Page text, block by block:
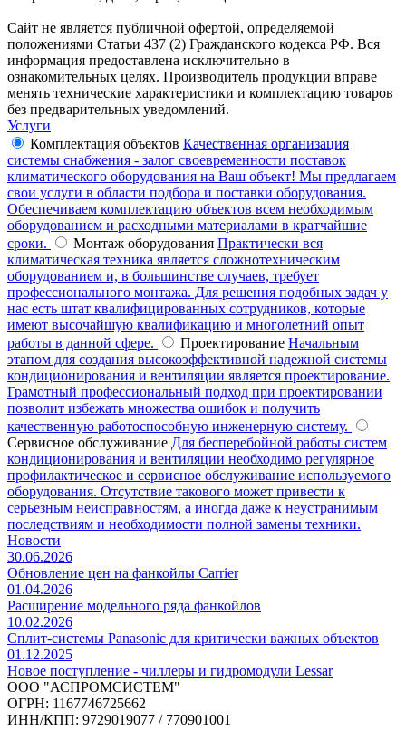
Сайт не является публичной офертой, определяемой
положениями Статьи 437 (2) Гражданского кодекса РФ. Вся
информация предоставлена исключительно в
ознакомительных целях. Производитель продукции вправе
менять технические характеристики и комплектацию товаров
без предварительных уведомлений.
Услуги
Комплектация объектов Качественная организация
системы снабжения - залог своевременности поставок
климатического оборудования на Ваш объект! Мы предлагаем
свои услуги в области подбора и поставки оборудования.
Обеспечиваем комплектацию объектов всем необходимым
оборудованием и расходными материалами в кратчайшие
сроки.
Монтаж оборудования Практически вся
климатическая техника является сложнотехническим
оборудованием и, в большинстве случаев, требует
профессионального монтажа. Для решения подобных задач у
нас есть штат квалифицированных сотрудников, которые
имеют высочайшую квалификацию и многолетний опыт
работы в данной сфере.
Проектирование Начальным
этапом для создания высокоэффективной надежной системы
кондиционирования и вентиляции является проектирование.
Грамотный профессиональный подход при проектировании
позволит избежать множества ошибок и получить
качественную работоспособную инженерную систему.
Сервисное обслуживание Для бесперебойной работы систем
кондиционирования и вентиляции необходимо регулярное
профилактическое и сервисное обслуживание используемого
оборудования. Отсутствие такового может привести к
серьезным неисправностям, а иногда даже к неустранимым
последствиям и необходимости полной замены техники.
Новости
30.06.2026
Обновление цен на фанкойлы Carrier
01.04.2026
Расширение модельного ряда фанкойлов
10.02.2026
Сплит-системы Panasonic для критически важных объектов
01.12.2025
Новое поступление - чиллеры и гидромодули Lessar
ООО "АСПРОМСИСТЕМ"
ОГРН: 1167746725662
ИНН/КПП: 9729019077 / 770901001